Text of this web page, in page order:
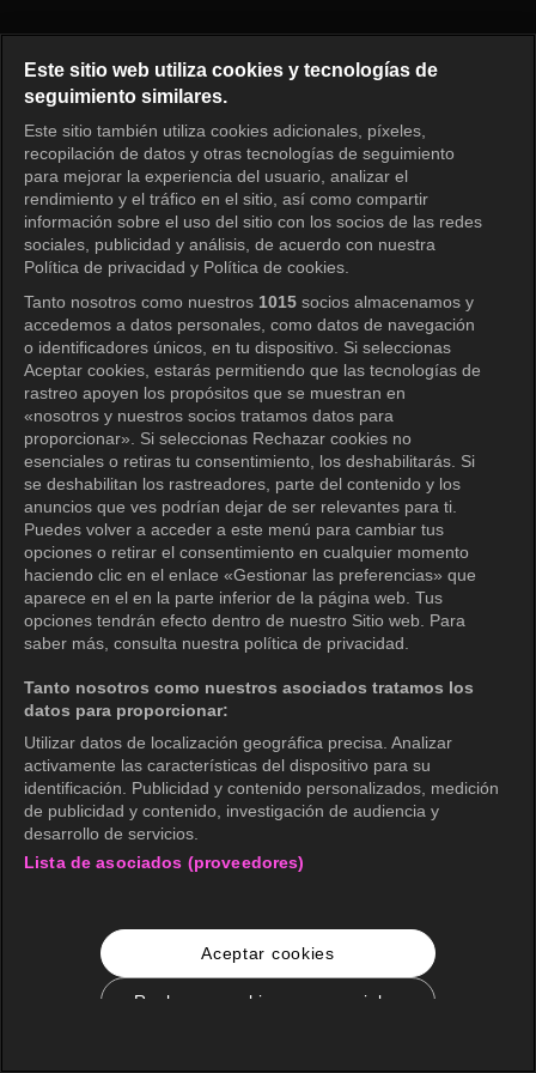
Iniciar sesión
Este sitio web utiliza cookies y tecnologías de
seguimiento similares.
Este sitio también utiliza cookies adicionales, píxeles,
recopilación de datos y otras tecnologías de seguimiento
para mejorar la experiencia del usuario, analizar el
rendimiento y el tráfico en el sitio, así como compartir
información sobre el uso del sitio con los socios de las redes
sociales, publicidad y análisis, de acuerdo con nuestra
Política de privacidad y Política de cookies.
Tanto nosotros como nuestros 1015 socios almacenamos y
accedemos a datos personales, como datos de navegación
o identificadores únicos, en tu dispositivo. Si seleccionas
Aceptar cookies, estarás permitiendo que las tecnologías de
rastreo apoyen los propósitos que se muestran en
«nosotros y nuestros socios tratamos datos para
proporcionar». Si seleccionas Rechazar cookies no
esenciales o retiras tu consentimiento, los deshabilitarás. Si
se deshabilitan los rastreadores, parte del contenido y los
anuncios que ves podrían dejar de ser relevantes para ti.
Puedes volver a acceder a este menú para cambiar tus
opciones o retirar el consentimiento en cualquier momento
haciendo clic en el enlace «Gestionar las preferencias» que
aparece en el en la parte inferior de la página web. Tus
opciones tendrán efecto dentro de nuestro Sitio web. Para
saber más, consulta nuestra política de privacidad.
Tanto nosotros como nuestros asociados tratamos los
datos para proporcionar:
Utilizar datos de localización geográfica precisa. Analizar
activamente las características del dispositivo para su
identificación. Publicidad y contenido personalizados, medición
de publicidad y contenido, investigación de audiencia y
desarrollo de servicios.
Lista de asociados (proveedores)
Aceptar cookies
Rechazar cookies no esenciales